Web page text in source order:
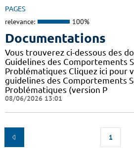
PAGES
relevance: 100%
Documentations
Vous trouverez ci-dessous des
Guidelines des Comportements
Problématiques Cliquez ici pour
guidelines des Comportements
Problématiques (version P
08/06/2026 13:01
1